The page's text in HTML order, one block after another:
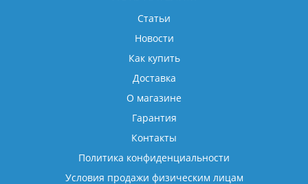
Статьи
Новости
Как купить
Доставка
О магазине
Гарантия
Контакты
Политика конфиденциальности
Условия продажи физическим лицам